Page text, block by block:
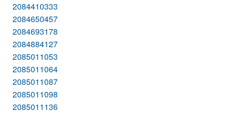
2084410333
2084650457
2084693178
2084884127
2085011053
2085011064
2085011087
2085011098
2085011136